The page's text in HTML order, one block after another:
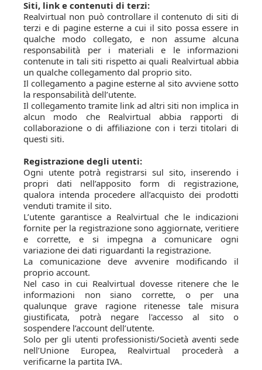
Siti, link e contenuti di terzi:
Realvirtual non può controllare il contenuto di siti di
terzi e di pagine esterne a cui il sito possa essere in
qualche modo collegato, e non assume alcuna
responsabilità per i materiali e le informazioni
contenute in tali siti rispetto ai quali Realvirtual abbia
un qualche collegamento dal proprio sito.
Il collegamento a pagine esterne al sito avviene sotto
la responsabilità dell’utente.
Il collegamento tramite link ad altri siti non implica in
alcun modo che Realvirtual abbia rapporti di
collaborazione o di affiliazione con i terzi titolari di
questi siti.
Registrazione degli utenti:
Ogni utente potrà registrarsi sul sito, inserendo i
propri dati nell’apposito form di registrazione,
qualora intenda procedere all’acquisto dei prodotti
venduti tramite il sito.
L’utente garantisce a Realvirtual che le indicazioni
fornite per la registrazione sono aggiornate, veritiere
e corrette, e si impegna a comunicare ogni
variazione dei dati riguardanti la registrazione.
La comunicazione deve avvenire modificando il
proprio account.
Nel caso in cui Realvirtual dovesse ritenere che le
informazioni non siano corrette, o per una
qualunque grave ragione ritenesse tale misura
giustificata, potrà negare l'accesso al sito o
sospendere l’account dell’utente.
Solo per gli utenti professionisti/Società aventi sede
nell’Unione Europea, Realvirtual procederà a
verificarne la partita IVA.